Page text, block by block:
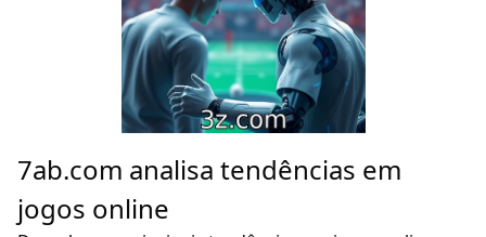
7ab.com analisa tendências em
jogos online